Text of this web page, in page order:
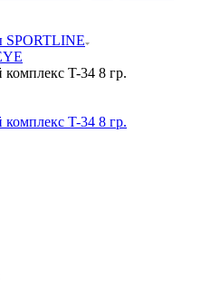
SPORTLINE
T-34 8 гр.